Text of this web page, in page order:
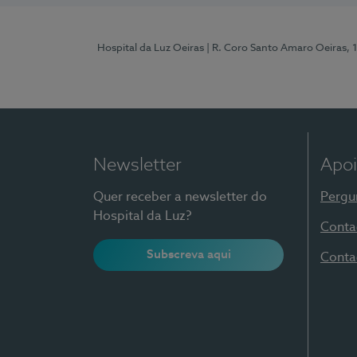
Hospital da Luz Oeiras | R. Coro Santo Amaro Oeiras,
Newsletter
Quer receber a newsletter do
Hospital da Luz?
Subscreva aqui